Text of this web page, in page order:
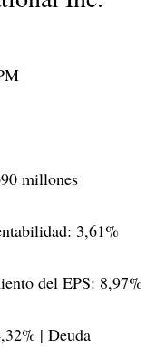
millones
3,61%
del EPS: 8,97%
| Deuda